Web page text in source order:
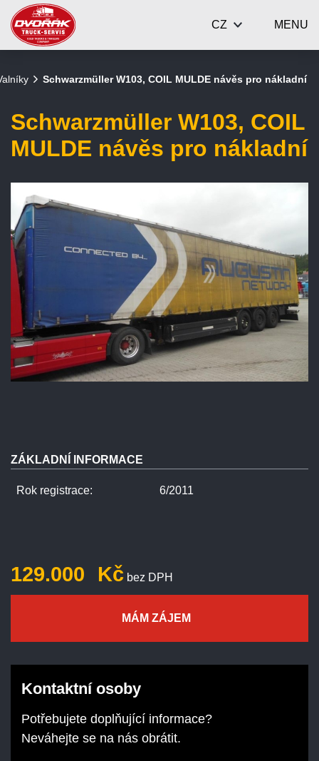
MENU
CZ
Schwarzmüller W103, COIL MULDE návěs pro nákladní
Schwarzmüller W103, COIL
MULDE návěs pro nákladní
129.000 Kč bez DPH
MÁM ZÁJEM
Kontaktní osoby
Potřebujete doplňující informace?
Neváhejte se na nás obrátit.
ZÁKLADNÍ INFORMACE
Rok registrace: 6/2011